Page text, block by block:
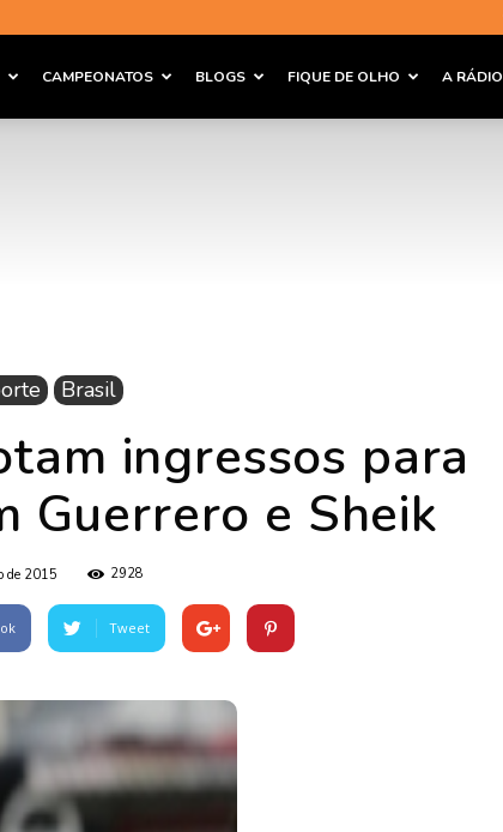
CAMPEONATOS BLOGS FIQUE DE OLHO A RÁDIO
Brasil
ingressos para
Guerrero e Sheik
de 2015 2928
Tweet